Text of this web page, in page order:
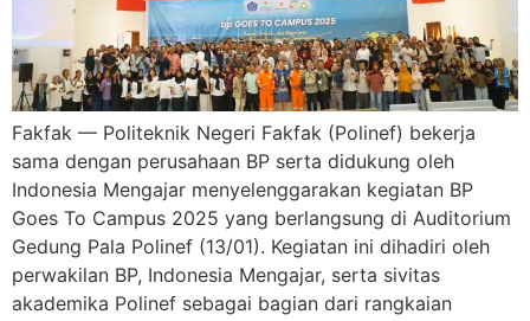
Fakfak — Politeknik Negeri Fakfak (Polinef) bekerja
sama dengan perusahaan BP serta didukung oleh
Indonesia Mengajar menyelenggarakan kegiatan BP
Goes To Campus 2025 yang berlangsung di Auditorium
Gedung Pala Polinef (13/01). Kegiatan ini dihadiri oleh
perwakilan BP, Indonesia Mengajar, serta sivitas
akademika Polinef sebagai bagian dari rangkaian